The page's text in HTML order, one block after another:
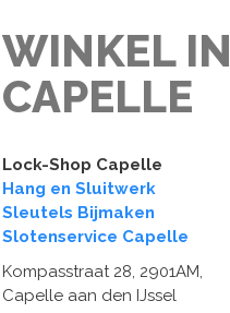
WINKEL IN
CAPELLE
Lock-Shop Capelle
Hang en Sluitwerk
Sleutels Bijmaken
Slotenservice Capelle
Kompasstraat 28, 2901AM,
Capelle aan den IJssel